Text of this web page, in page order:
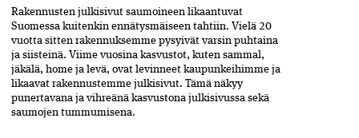
Rakennusten julkisivut saumoineen likaantuvat
Suomessa kuitenkin ennätysmäiseen tahtiin. Vielä 20
vuotta sitten rakennuksemme pysyivät varsin puhtaina
ja siisteinä. Viime vuosina kasvustot, kuten sammal,
jäkälä, home ja levä, ovat levinneet kaupunkeihimme ja
likaavat rakennustemme julkisivut. Tämä näkyy
punertavana ja vihreänä kasvustona julkisivussa sekä
saumojen tummumisena.